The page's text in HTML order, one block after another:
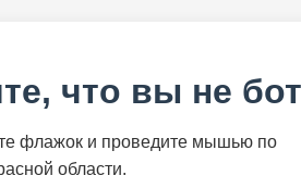
что вы не бот
флажок и проведите мышью по
области.